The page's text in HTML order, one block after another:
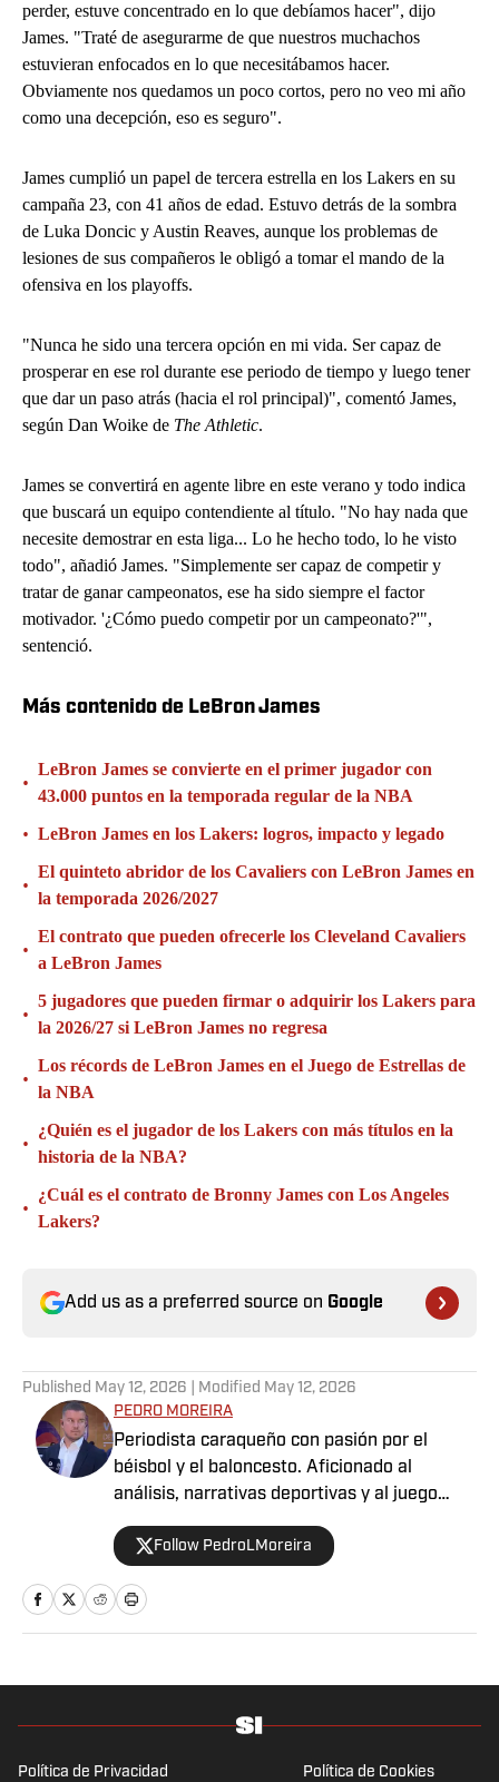
perder, estuve concentrado en lo que debíamos hacer", dijo
James. "Traté de asegurarme de que nuestros muchachos
estuvieran enfocados en lo que necesitábamos hacer.
Obviamente nos quedamos un poco cortos, pero no veo mi año
como una decepción, eso es seguro".
James cumplió un papel de tercera estrella en los Lakers en su
campaña 23, con 41 años de edad. Estuvo detrás de la sombra
de Luka Doncic y Austin Reaves, aunque los problemas de
lesiones de sus compañeros le obligó a tomar el mando de la
ofensiva en los playoffs.
"Nunca he sido una tercera opción en mi vida. Ser capaz de
prosperar en ese rol durante ese periodo de tiempo y luego tener
que dar un paso atrás (hacia el rol principal)", comentó James,
según Dan Woike de The Athletic.
James se convertirá en agente libre en este verano y todo indica
que buscará un equipo contendiente al título. "No hay nada que
necesite demostrar en esta liga... Lo he hecho todo, lo he visto
todo", añadió James. "Simplemente ser capaz de competir y
tratar de ganar campeonatos, ese ha sido siempre el factor
motivador. '¿Cómo puedo competir por un campeonato?'",
sentenció.
Más contenido de LeBron James
•
LeBron James se convierte en el primer jugador con
43.000 puntos en la temporada regular de la NBA
• LeBron James en los Lakers: logros, impacto y legado
•
El quinteto abridor de los Cavaliers con LeBron James en
la temporada 2026/2027
•
El contrato que pueden ofrecerle los Cleveland Cavaliers
a LeBron James
•
5 jugadores que pueden firmar o adquirir los Lakers para
la 2026/27 si LeBron James no regresa
•
Los récords de LeBron James en el Juego de Estrellas de
la NBA
•
¿Quién es el jugador de los Lakers con más títulos en la
historia de la NBA?
•
¿Cuál es el contrato de Bronny James con Los Angeles
Lakers?
Add us as a preferred source on Google
Published May 12, 2026 | Modified May 12, 2026
PEDRO MOREIRA
Periodista caraqueño con pasión por el
béisbol y el baloncesto. Aficionado al
análisis, narrativas deportivas y al juego
por convicción, comprometido con contar
Follow PedroLMoreira
Política de Privacidad Política de Cookies